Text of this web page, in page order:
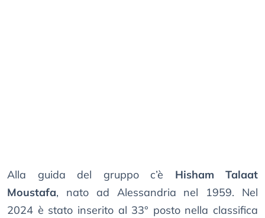
Alla guida del gruppo c’è Hisham Talaat
Moustafa, nato ad Alessandria nel 1959. Nel
2024 è stato inserito al 33° posto nella classifica